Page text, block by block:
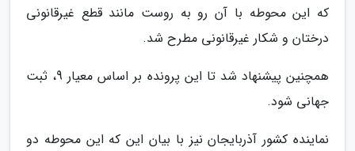
که این محوطه با آن رو به روست مانند قطع غیرقانونی
درختان و شکار غیرقانونی مطرح شد.
همچنین پیشنهاد شد تا این پرونده بر اساس معیار 9، ثبت
جهانی شود.
نماینده کشور آذربایجان نیز با بیان این که این محوطه دو